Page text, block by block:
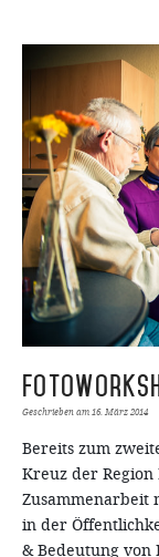
Geschrieben am 16. März 2014
Bereits zum
Kreuz der Region
Zusammenarbeit
in der
& Bedeutung